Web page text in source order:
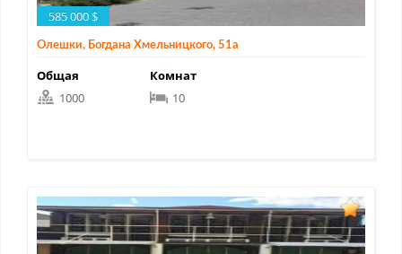
585 000 $
Олешки, Богдана Хмельницкого, 51а
Общая
1000
Комнат
10